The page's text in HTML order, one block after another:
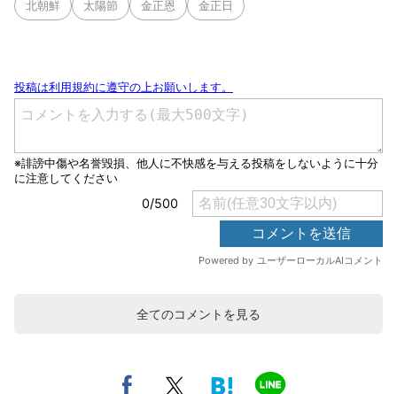
北朝鮮 太陽節 金正恩 金正日
全てのコメントを見る